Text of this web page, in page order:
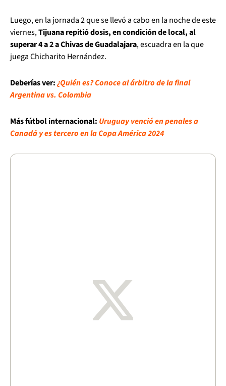
Luego, en la jornada 2 que se llevó a cabo en la noche de este
viernes,Tijuana repitió dosis, en condición de local, al
superar 4 a 2 a Chivas de Guadalajara, escuadra en la que
juega Chicharito Hernández.
Deberías ver:¿Quién es? Conoce al árbitro de la final
Argentina vs. Colombia
Más fútbol internacional: Uruguay venció en penales a
Canadá y es tercero en la Copa América 2024